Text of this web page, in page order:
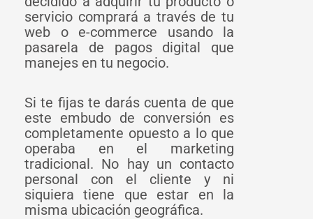
servicio comprará a través de tu
web o e-commerce usando la
pasarela de pagos digital que
manejes en tu negocio.
Si te fijas te darás cuenta de que
este embudo de conversión es
completamente opuesto a lo que
operaba en el marketing
tradicional. No hay un contacto
personal con el cliente y ni
siquiera tiene que estar en la
misma ubicación geográfica.